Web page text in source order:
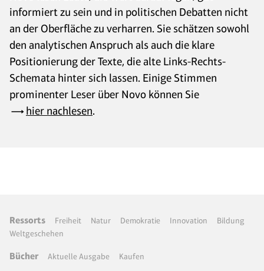
informiert zu sein und in politischen Debatten nicht
an der Oberfläche zu verharren. Sie schätzen sowohl
den analytischen Anspruch als auch die klare
Positionierung der Texte, die alte Links-Rechts-
Schemata hinter sich lassen. Einige Stimmen
prominenter Leser über Novo können Sie
hier nachlesen.
Ressorts Freiheit Natur Demokratie Innovation
Bildung
Weltgeschehen
Bücher Aktuelle Ausgabe Kaufen